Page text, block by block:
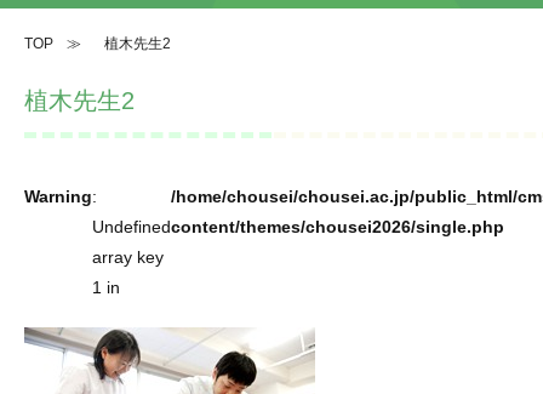
TOP ≫ 植木先生2
植木先生2
Warning:
Undefined
array key
1 in
/home/chousei/chousei.ac.jp/public_html/
content/themes/chousei2026/single.php